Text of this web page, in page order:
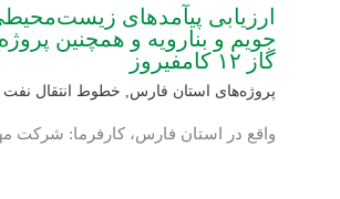
جویم و بنارویه و همچنین
گاز ۱۲ کامفیروز
پروژه‌های استان فارس, خطوط انتقال نفت
واقع در استان فارس، کارفرما: شرکت